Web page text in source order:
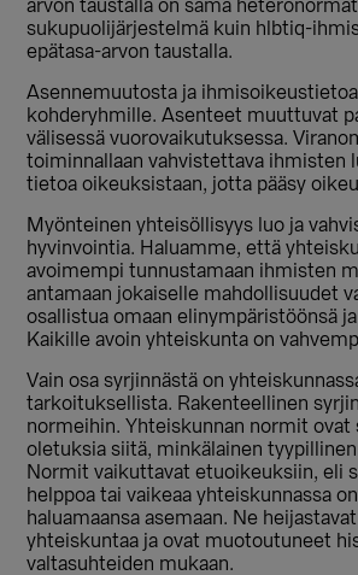
arvon taustalla on sama
sukupuolijärjestelmä kuin hlbtiq-
epätasa-arvon taustalla.
Asennemuutosta ja
kohderyhmille. Asenteet muuttuvat
välisessä vuorovaikutuksessa.
toiminnallaan vahvistettava ihmisten
tietoa oikeuksistaan, jotta pääsy
Myönteinen yhteisöllisyys luo ja
hyvinvointia. Haluamme, että
avoimempi tunnustamaan ihmisten
antamaan jokaiselle mahdollisuudet
osallistua omaan elinympäristöönsä
Kaikille avoin yhteiskunta on
Vain osa syrjinnästä on
tarkoituksellista. Rakenteellinen
normeihin. Yhteiskunnan normit ovat
oletuksia siitä, minkälainen
Normit vaikuttavat etuoikeuksiin, eli
helppoa tai vaikeaa yhteiskunnassa
haluamaansa asemaan. Ne
yhteiskuntaa ja ovat muotoutuneet
valtasuhteiden mukaan.